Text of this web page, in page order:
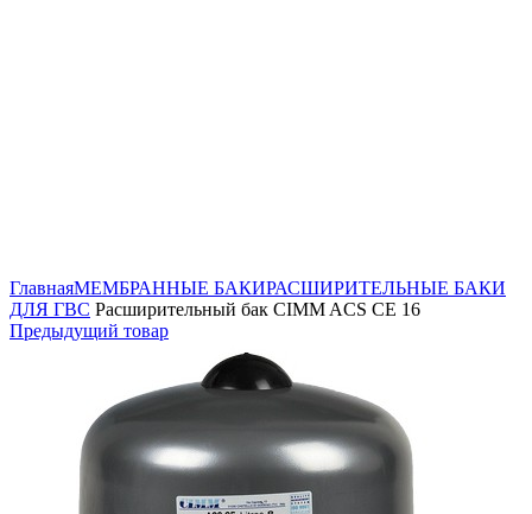
ГлавнаяМЕМБРАННЫЕ БАКИРАСШИРИТЕЛЬНЫЕ БАКИ
ДЛЯ ГВС Расширительный бак CIMM ACS CE 16
Предыдущий товар